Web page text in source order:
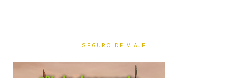
SEGURO DE VIAJE